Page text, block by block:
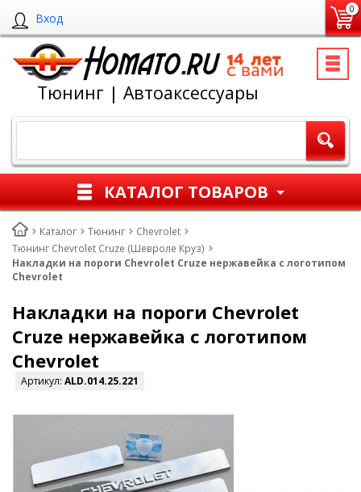
Вход
0
Тюнинг | Автоаксессуары
КАТАЛОГ ТОВАРОВ
Каталог Тюнинг
Chevrolet
Тюнинг Chevrolet Cruze (Шевроле Круз)
Накладки на пороги Chevrolet Cruze нержавейка с логотипом
Chevrolet
Накладки на пороги Chevrolet
Cruze нержавейка с логотипом
Chevrolet
Артикул: ALD.014.25.221